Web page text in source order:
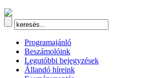
Programajánló
Beszámolóink
Legutóbbi bejegyzések
Állandó híreink